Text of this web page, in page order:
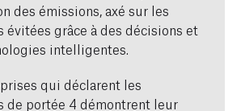
des émissions, axé sur les
évitées grâce à des décisions et
intelligentes.
qui déclarent les
de portée 4 démontrent leur